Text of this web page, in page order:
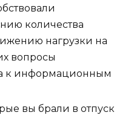
количества
нагрузки на
вопросы
к информационным
вы брали в отпуск